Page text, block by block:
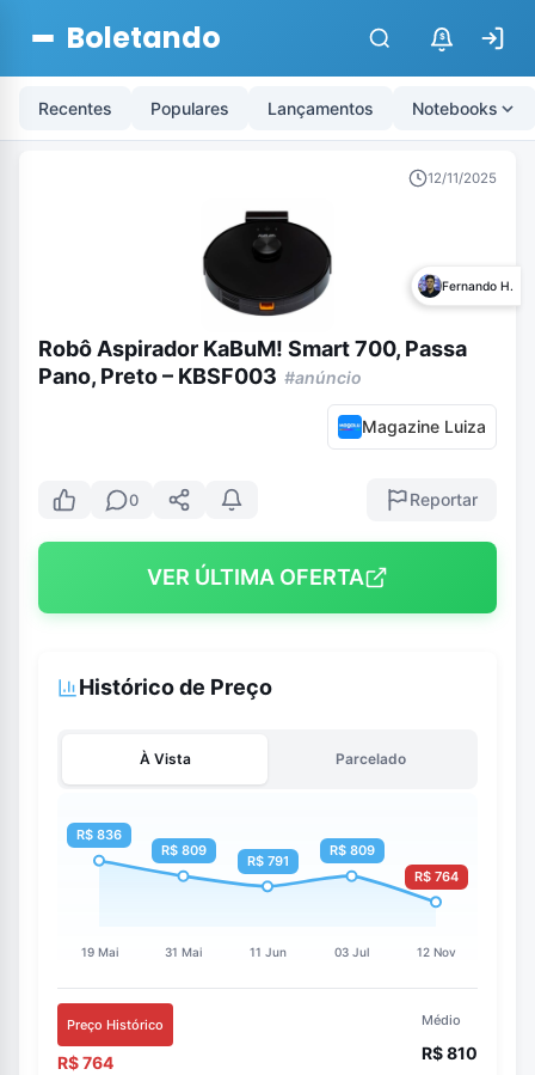
Boletando $
Recentes Populares Lançamentos Notebooks
12/11/2025
Fernando H.
Robô Aspirador KaBuM! Smart 700, Passa
Pano, Preto – KBSF003 #anúncio
Magazine Luiza
0 Reportar
VER ÚLTIMA OFERTA
Histórico de Preço
À Vista Parcelado
Preço Histórico
R$ 764
Médio
R$ 810